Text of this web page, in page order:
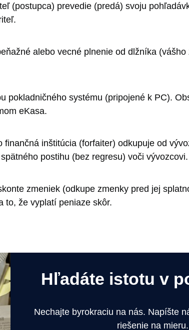
(postupca) prevedie (predá) svoju
alebo vecné plnenie od dlžníka
pokladničného systému (pripojené k PC).
eKasa.
inštitúcia (forfaiter) odkupuje od
postihu (bez regresu) voči vývozcovi.
zmeniek (odkupe zmenky pred jej
to, že vyplatí peniaze skôr.
Hľadáte istotu v
Nechajte byrokraciu na nás. Napíšte
riešenie na mieru.